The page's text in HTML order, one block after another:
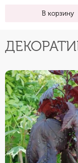
В корзину